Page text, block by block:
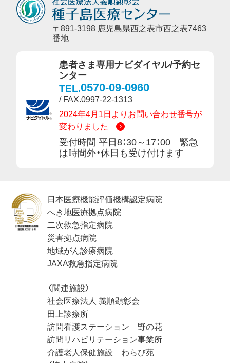
〒891-3198 鹿児島県西之表市西之表7463
番地
患者さま専用ナビダイヤル/予約セ
ンター
TEL.0570-09-0960
/ FAX.0997-22-1313
2024年4月1日よりお問い合わせ番号が
変わりました
受付時間 平日8：30～17：00 緊急
は時間外・休日も受け付けます
日本医療機能評価機構認定病院
へき地医療拠点病院
二次救急指定病院
災害拠点病院
地域がん診療病院
JAXA救急指定病院
〈関連施設〉
社会医療法人 義順顕彰会
田上診療所
訪問看護ステーション 野の花
訪問リハビリテーション事業所
介護老人保健施設 わらび苑